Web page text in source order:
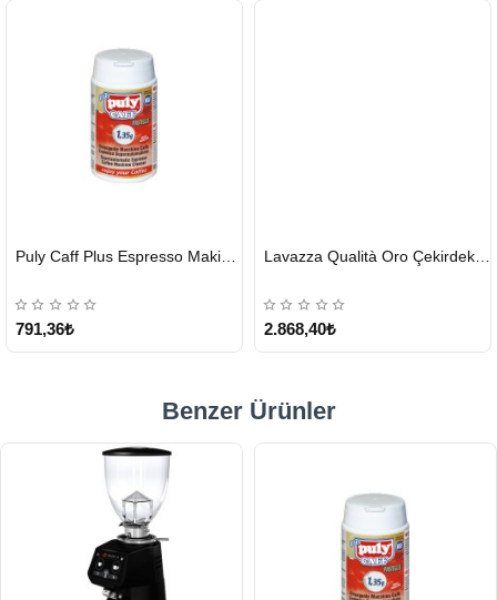
GÖNDERİ
791,36₺
GÖNDERİ
2.868,40₺
Benzer Ürünler